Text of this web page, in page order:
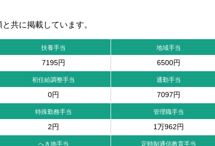
共に掲載しています。
扶養手当 地域手当
7195円 6500円
初任給調整手当 通勤手当
0円 7097円
特殊勤務手当 管理職手当
2円 1万962円
へき地手当 定時制通信教育手当